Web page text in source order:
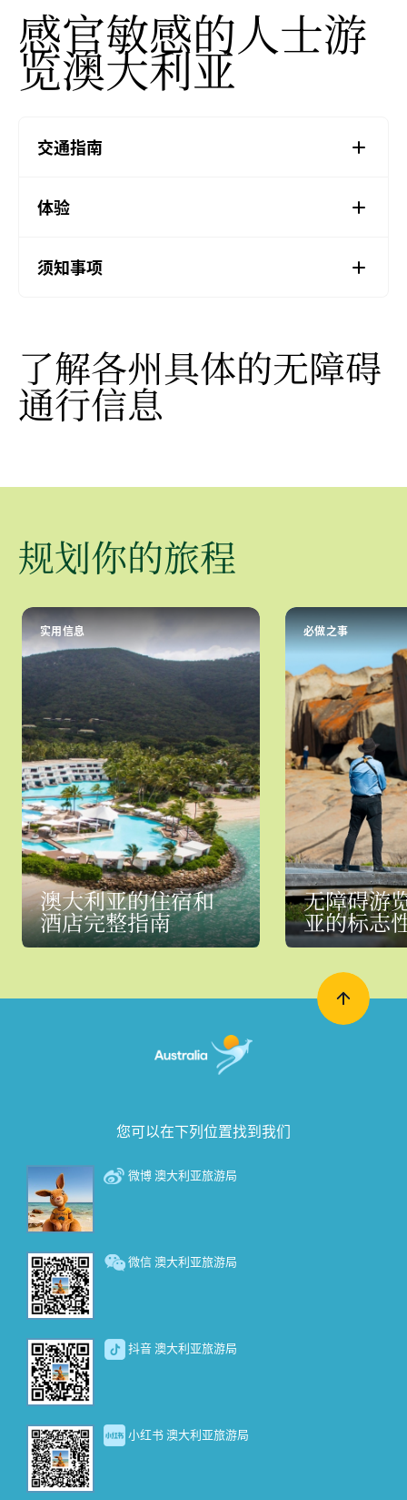
感官敏感的人士游
览澳大利亚
交通指南
体验
须知事项
了解各州具体的无障碍
通行信息
规划你的旅程
实用信息
澳大利亚的住宿和
酒店完整指南
必做之事
无障碍游
亚的标志
您可以在下列位置找到我们
微博 澳大利亚旅游局
微信 澳大利亚旅游局
抖音 澳大利亚旅游局
小红书 澳大利亚旅游局